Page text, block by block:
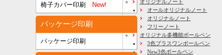
椅子カバー印刷 New!
パッケージ印刷
パッケージ印刷
オリジナルノート
オールオリジナルノート
オリジナルノート
フリーノート
オリジナル多機能ボールペン
3色プラスワンボールペン
New3色ボールペン